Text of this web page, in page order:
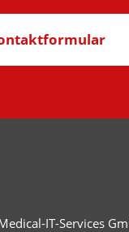
IT-Services